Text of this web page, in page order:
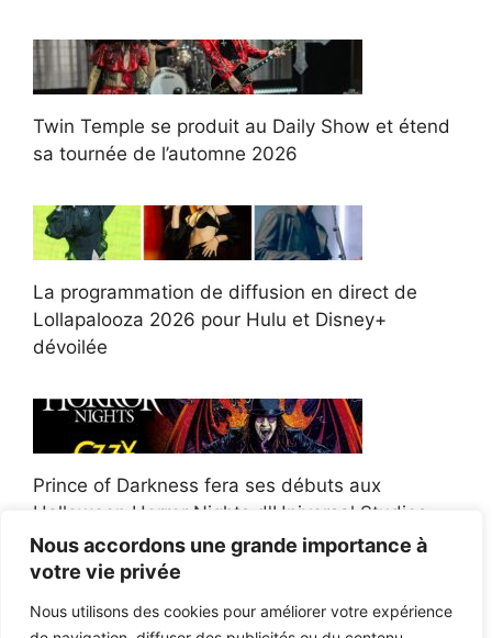
Nous accordons une grande importance à
votre vie privée
Nous utilisons des cookies pour améliorer votre expérience
Twin Temple se produit au Daily Show et étend
sa tournée de l’automne 2026
La programmation de diffusion en direct de
Lollapalooza 2026 pour Hulu et Disney+
dévoilée
Prince of Darkness fera ses débuts aux
Halloween Horror Nights d'Universal Studios